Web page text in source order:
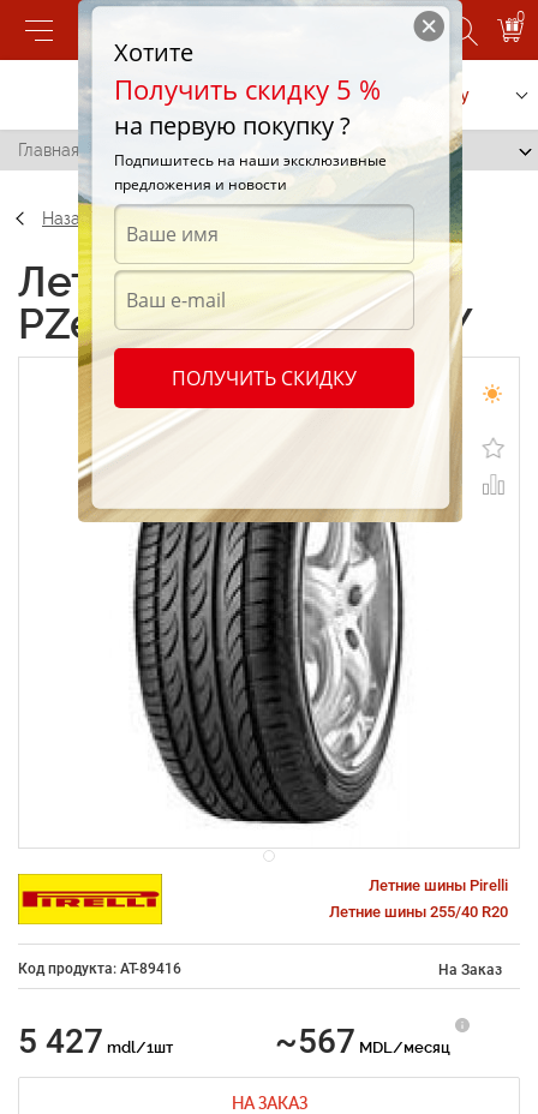
0
Позвонить Заказать услугу
Главная /
Назад
Летние шины Pirelli
PZero 255/40 R20 101Y
Летние шины Pirelli
Летние шины 255/40 R20
Код продукта: AT-89416 На Заказ
5 427 mdl/1шт ~567 MDL/месяц
НА ЗАКАЗ
Хотите
Получить скидку 5 %
на первую покупку ?
Подпишитесь на наши эксклюзивные
предложения и новости
ПОЛУЧИТЬ СКИДКУ